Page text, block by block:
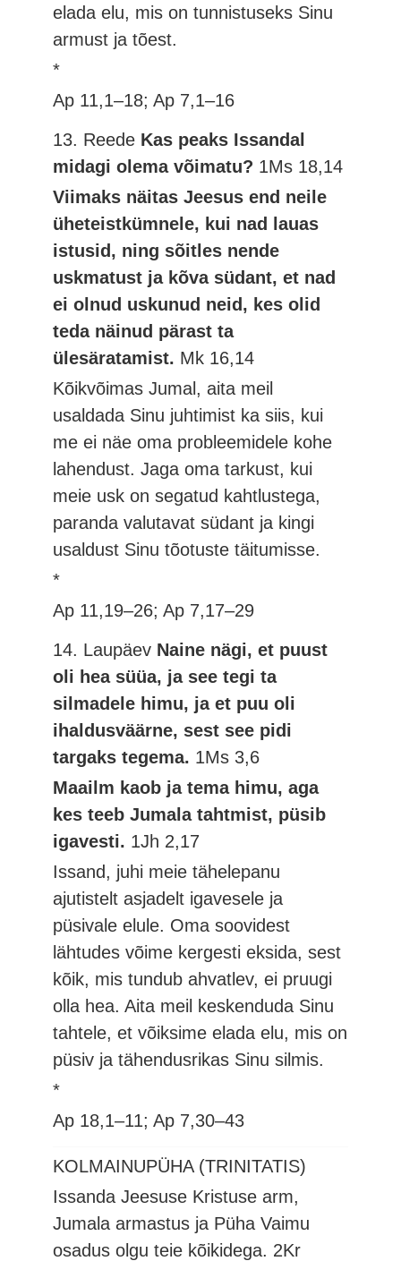
elada elu, mis on tunnistuseks Sinu
armust ja tõest.
*
Ap 11,1–18; Ap 7,1–16
13. Reede Kas peaks Issandal
midagi olema võimatu? 1Ms 18,14
Viimaks näitas Jeesus end neile
üheteistkümnele, kui nad lauas
istusid, ning sõitles nende
uskmatust ja kõva südant, et nad
ei olnud uskunud neid, kes olid
teda näinud pärast ta
ülesäratamist. Mk 16,14
Kõikvõimas Jumal, aita meil
usaldada Sinu juhtimist ka siis, kui
me ei näe oma probleemidele kohe
lahendust. Jaga oma tarkust, kui
meie usk on segatud kahtlustega,
paranda valutavat südant ja kingi
usaldust Sinu tõotuste täitumisse.
*
Ap 11,19–26; Ap 7,17–29
14. Laupäev Naine nägi, et puust
oli hea süüa, ja see tegi ta
silmadele himu, ja et puu oli
ihaldusväärne, sest see pidi
targaks tegema. 1Ms 3,6
Maailm kaob ja tema himu, aga
kes teeb Jumala tahtmist, püsib
igavesti. 1Jh 2,17
Issand, juhi meie tähelepanu
ajutistelt asjadelt igavesele ja
püsivale elule. Oma soovidest
lähtudes võime kergesti eksida, sest
kõik, mis tundub ahvatlev, ei pruugi
olla hea. Aita meil keskenduda Sinu
tahtele, et võiksime elada elu, mis on
püsiv ja tähendusrikas Sinu silmis.
*
Ap 18,1–11; Ap 7,30–43
KOLMAINUPÜHA (TRINITATIS)
Issanda Jeesuse Kristuse arm,
Jumala armastus ja Püha Vaimu
osadus olgu teie kõikidega. 2Kr